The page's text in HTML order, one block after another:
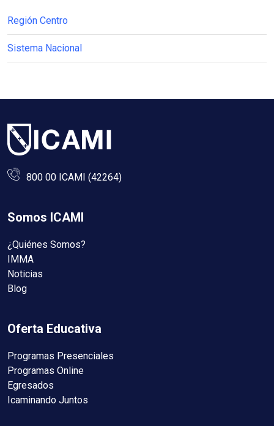
Región Centro
Sistema Nacional
800 00 ICAMI (42264)
Somos ICAMI
¿Quiénes Somos?
IMMA
Noticias
Blog
Oferta Educativa
Programas Presenciales
Programas Online
Egresados
Icaminando Juntos